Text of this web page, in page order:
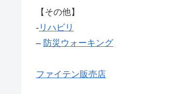
【その他】
‐ リハビリ
– 防災ウォーキング
ファイテン販売店